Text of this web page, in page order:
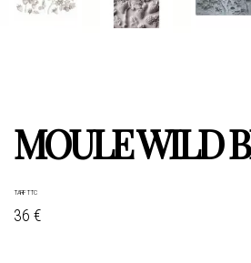
MOULE WILD
TARIF TTC
36 €